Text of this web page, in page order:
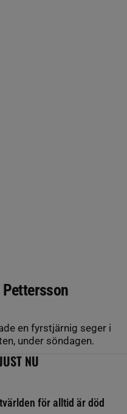
en fyrstjärnig seger i
under söndagen.
NU
för alltid är död